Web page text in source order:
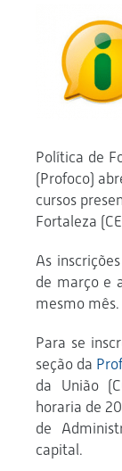
Política de
(Profoco)
cursos
Fortaleza
As
de março e
mesmo mês.
Para se
seção da
da União
horaria de
de
capital.